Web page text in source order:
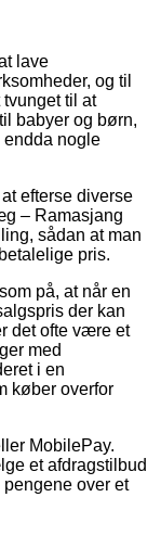
lave
og til
til at
babyer og børn,
nogle
efterse diverse
– Ramasjang
sådan at man
pris.
på, at når en
der kan
det ofte være et
med
i en
køber overfor
MobilePay.
et afdragstilbud
over et